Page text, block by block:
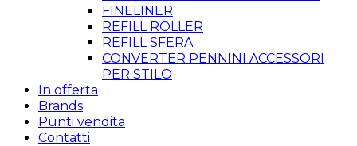
FINELINER
REFILL ROLLER
REFILL SFERA
CONVERTER PENNINI ACCESSORI
PER STILO
In offerta
Brands
Punti vendita
Contatti